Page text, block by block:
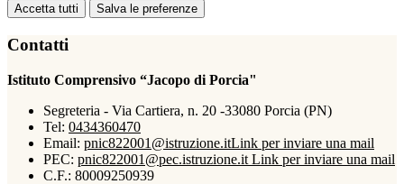
Accetta tutti Salva le preferenze
Contatti
Istituto Comprensivo “Jacopo di Porcia"
Segreteria - Via Cartiera, n. 20 -33080 Porcia (PN)
Tel: 0434360470
Email: pnic822001@istruzione.itLink per inviare una mail
PEC: pnic822001@pec.istruzione.it Link per inviare una mail
C.F.: 80009250939